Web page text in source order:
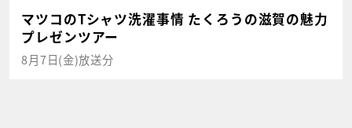
マツコのTシャツ洗濯事情 たくろうの滋賀の魅力
プレゼンツアー
8月7日(金)放送分